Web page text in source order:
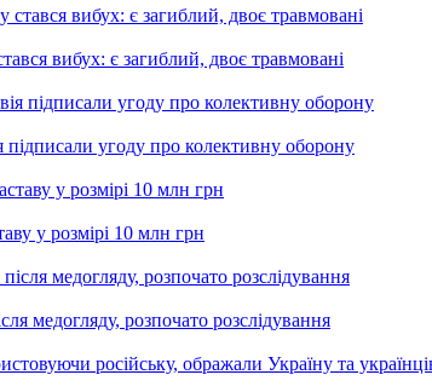
вибух: є загиблий, двоє травмовані
підписали угоду про колективну оборону
у розмірі 10 млн грн
медогляду, розпочато розслідування